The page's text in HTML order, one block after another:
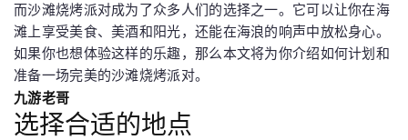
而沙滩烧烤派对成为了众多人们的选择之一。它可以让你在海
滩上享受美食、美酒和阳光，还能在海浪的响声中放松身心。
如果你也想体验这样的乐趣，那么本文将为你介绍如何计划和
准备一场完美的沙滩烧烤派对。
九游老哥
选择合适的地点